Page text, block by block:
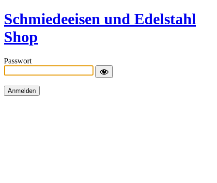
Schmiedeeisen und Edelstahl
Shop
Passwort